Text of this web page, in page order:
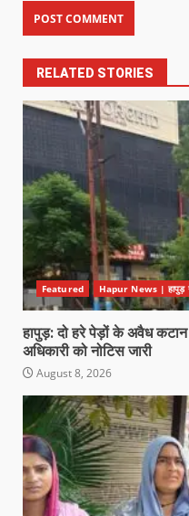
RELATED STORIES
Featured Hapur News | हापुड़
हापुड़: दो हरे पेड़ों के अवैध
अधिकारी को नोटिस जारी
August 8, 2026